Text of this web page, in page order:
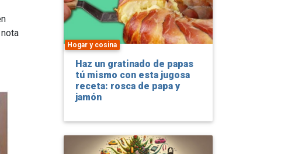
Hogar y cosina
Haz un gratinado de papas
tú mismo con esta jugosa
receta: rosca de papa y
jamón